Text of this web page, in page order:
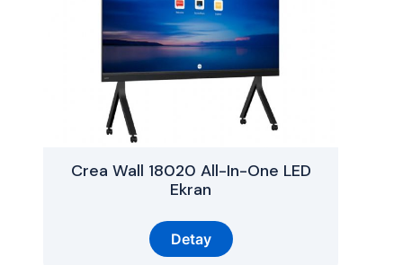
Crea Wall 18020 All-In-One LED
Ekran
Detay